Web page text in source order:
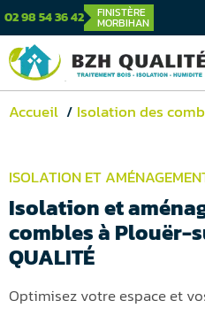
02 98 54 36 42 FINISTÈRE
MORBIHAN
Accueil Isolation des
ISOLATION ET
Isolation et
combles à Plouër-
QUALITÉ
Optimisez votre espace et